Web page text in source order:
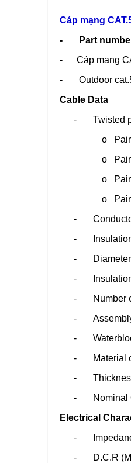
Cáp mạng
- Part number:
- Cáp mạng
- Outdoor
Cable Data
- Twisted
o Pair
o Pair
o Pair
o Pair
- Conductor:
- Insulation
- Diameter
- Insulation
- Number of
- Assembly:
-
- Material
- Thickness
- Nominal
Electrical
-
- D.C.R